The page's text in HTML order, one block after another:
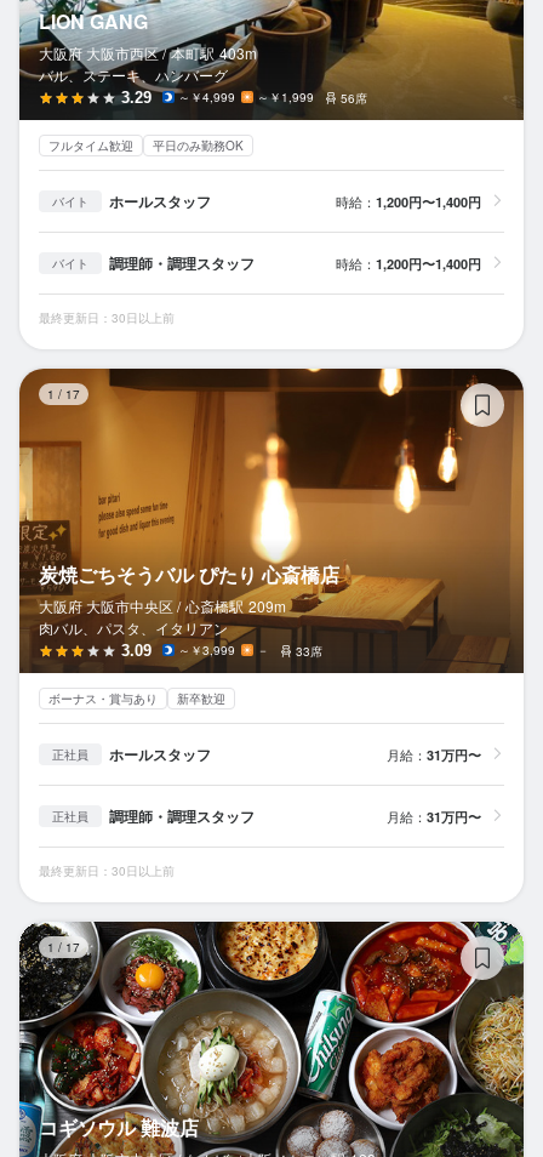
LION GANG
大阪府 大阪市西区 / 本町駅 403m
バル、ステーキ、ハンバーグ
3.29 ～￥4,999 ～￥1,999 56席
フルタイム歓迎 平日のみ勤務OK
バイト ホールスタッフ 時給： 1,200円〜1,400円
バイト 調理師・調理スタッフ 時給： 1,200円〜1,400円
最終更新日：30日以上前
1 / 17
炭焼ごちそうバル ぴたり 心斎橋店
大阪府 大阪市中央区 / 心斎橋駅 209m
肉バル、パスタ、イタリアン
3.09 ～￥3,999 － 33席
ボーナス・賞与あり 新卒歓迎
正社員 ホールスタッフ 月給： 31万円〜
正社員 調理師・調理スタッフ 月給： 31万円〜
最終更新日：30日以上前
1 / 17
コギソウル 難波店